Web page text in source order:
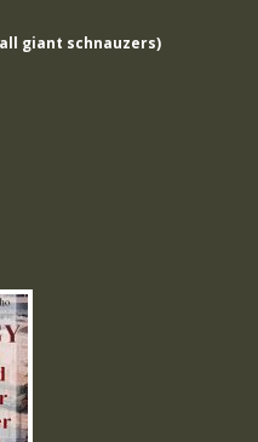
all giant schnauzers)